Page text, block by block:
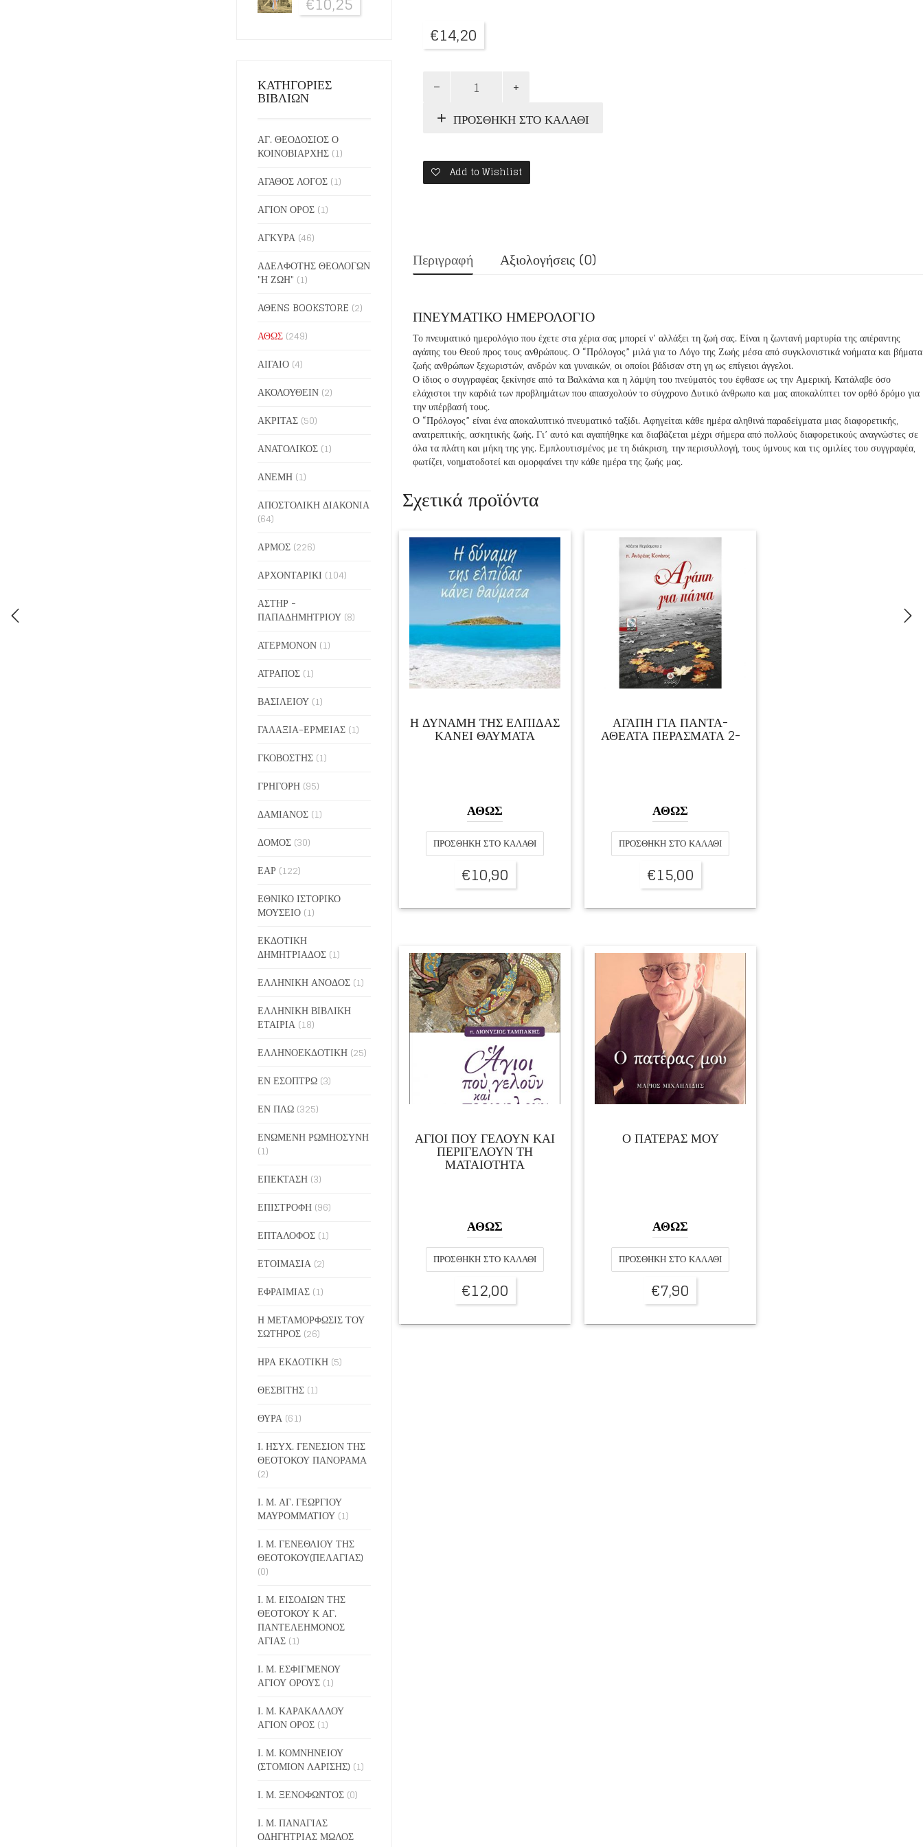
€14,20
ΠΡΟΛΟΓΟΣ
ΑΧΡΙΔΟΣ
ποσότητα
ΠΡΟΣΘΉΚΗ ΣΤΟ ΚΑΛΆΘΙ
Add to Wishlist
Περιγραφή Αξιολογήσεις (0)
ΠΝΕΥΜΑΤΙΚΟ ΗΜΕΡΟΛΟΓΙΟ
Το πνευματικό ημερολόγιο που έχετε στα χέρια σας μπορεί ν’ αλλάξει τη ζωή σας. Είναι η ζωντανή μαρτυρία της απέραντης
αγάπης του Θεού προς τους ανθρώπους. Ο “Πρόλογος” μιλά για το Λόγο της Ζωής μέσα από συγκλονιστικά νοήματα και βήματα
ζωής ανθρώπων ξεχωριστών, ανδρών και γυναικών, οι οποίοι βάδισαν στη γη ως επίγειοι άγγελοι.
Ο ίδιος ο συγγραφέας ξεκίνησε από τα Βαλκάνια και η λάμψη του πνεύματός του έφθασε ως την Αμερική. Κατάλαβε όσο
ελάχιστοι την καρδιά των προβλημάτων που απασχολούν το σύγχρονο Δυτικό άνθρωπο και μας αποκαλύπτει τον ορθό δρόμο για
την υπέρβασή τους.
Ο “Πρόλογος” είναι ένα αποκαλυπτικό πνευματικό ταξίδι. Αφηγείται κάθε ημέρα αληθινά παραδείγματα μιας διαφορετικής,
ανατρεπτικής, ασκητικής ζωής. Γι’ αυτό και αγαπήθηκε και διαβάζεται μέχρι σήμερα από πολλούς διαφορετικούς αναγνώστες σε
όλα τα πλάτη και μήκη της γης. Εμπλουτισμένος με τη διάκριση, την περισυλλογή, τους ύμνους και τις ομιλίες του συγγραφέα,
φωτίζει, νοηματοδοτεί και ομορφαίνει την κάθε ημέρα της ζωής μας.
Σχετικά προϊόντα
Η ΔΥΝΑΜΗ ΤΗΣ ΕΛΠΙΔΑΣ
ΚΑΝΕΙ ΘΑΥΜΑΤΑ
ΑΘΩΣ
ΠΡΟΣΘΉΚΗ ΣΤΟ ΚΑΛΆΘΙ
€10,90
ΑΓΑΠΗ ΓΙΑ ΠΑΝΤΑ-
ΑΘΕΑΤΑ ΠΕΡΑΣΜΑΤΑ 2-
ΑΘΩΣ
ΠΡΟΣΘΉΚΗ ΣΤΟ ΚΑΛΆΘΙ
€15,00
ΑΓΙΟΙ ΠΟΥ ΓΕΛΟΥΝ ΚΑΙ
ΠΕΡΙΓΕΛΟΥΝ ΤΗ
ΜΑΤΑΙΟΤΗΤΑ
ΑΘΩΣ
ΠΡΟΣΘΉΚΗ ΣΤΟ ΚΑΛΆΘΙ
€12,00
Ο ΠΑΤΕΡΑΣ ΜΟΥ
ΑΘΩΣ
ΠΡΟΣΘΉΚΗ ΣΤΟ ΚΑΛΆΘΙ
€7,90
ΚΑΤΗΓΟΡΙΕΣ
ΒΙΒΛΙΩΝ
ΑΓ. ΘΕΟΔΟΣΙΟΣ Ο
ΚΟΙΝΟΒΙΑΡΧΗΣ (1)
ΑΓΑΘΟΣ ΛΟΓΟΣ (1)
ΑΓΙΟΝ ΟΡΟΣ (1)
ΑΓΚΥΡΑ (46)
ΑΔΕΛΦΟΤΗΣ ΘΕΟΛΟΓΩΝ
"Η ΖΩΗ" (1)
ΑΘΕΝS BOOKSTORE (2)
ΑΘΩΣ (249)
ΑΙΓΑΙΟ (4)
ΑΚΟΛΟΥΘΕΙΝ (2)
ΑΚΡΙΤΑΣ (50)
ΑΝΑΤΟΛΙΚΟΣ (1)
ΑΝΕΜΗ (1)
ΑΠΟΣΤΟΛΙΚΗ ΔΙΑΚΟΝΙΑ
(64)
ΑΡΜΟΣ (226)
ΑΡΧΟΝΤΑΡΙΚΙ (104)
ΑΣΤΗΡ -
ΠΑΠΑΔΗΜΗΤΡΙΟΥ (8)
ΑΤΕΡΜΟΝΟΝ (1)
ΑΤΡΑΠΟΣ (1)
ΒΑΣΙΛΕΙΟΥ (1)
ΓΑΛΑΞΙΑ-ΕΡΜΕΙΑΣ (1)
ΓΚΟΒΟΣΤΗΣ (1)
ΓΡΗΓΟΡΗ (95)
ΔΑΜΙΑΝΟΣ (1)
ΔΟΜΟΣ (30)
ΕΑΡ (122)
ΕΘΝΙΚΟ ΙΣΤΟΡΙΚΟ
ΜΟΥΣΕΙΟ (1)
ΕΚΔΟΤΙΚΗ
ΔΗΜΗΤΡΙΑΔΟΣ (1)
ΕΛΛΗΝΙΚΗ ΑΝΟΔΟΣ (1)
ΕΛΛΗΝΙΚΗ ΒΙΒΛΙΚΗ
ΕΤΑΙΡΙΑ (18)
ΕΛΛΗΝΟΕΚΔΟΤΙΚΗ (25)
ΕΝ ΕΣΟΠΤΡΩ (3)
ΕΝ ΠΛΩ (325)
ΕΝΩΜΕΝΗ ΡΩΜΗΟΣΥΝΗ
(1)
ΕΠΕΚΤΑΣΗ (3)
ΕΠΙΣΤΡΟΦΗ (96)
ΕΠΤΑΛΟΦΟΣ (1)
ΕΤΟΙΜΑΣΙΑ (2)
ΕΦΡΑΙΜΙΑΣ (1)
Η ΜΕΤΑΜΟΡΦΩΣΙΣ ΤΟΥ
ΣΩΤΗΡΟΣ (26)
ΗΡΑ ΕΚΔΟΤΙΚΗ (5)
ΘΕΣΒΙΤΗΣ (1)
ΘΥΡΑ (61)
Ι. ΗΣΥΧ. ΓΕΝΕΣΙΟΝ ΤΗΣ
ΘΕΟΤΟΚΟΥ ΠΑΝΟΡΑΜΑ
(2)
Ι. Μ. ΑΓ. ΓΕΩΡΓΙΟΥ
ΜΑΥΡΟΜΜΑΤΙΟΥ (1)
Ι. Μ. ΓΕΝΕΘΛΙΟΥ ΤΗΣ
ΘΕΟΤΟΚΟΥ(ΠΕΛΑΓΙΑΣ)
(0)
Ι. Μ. ΕΙΣΟΔΙΩΝ ΤΗΣ
ΘΕΟΤΟΚΟΥ Κ ΑΓ.
ΠΑΝΤΕΛΕΗΜΟΝΟΣ
ΑΓΙΑΣ (1)
Ι. Μ. ΕΣΦΙΓΜΕΝΟΥ
ΑΓΙΟΥ ΟΡΟΥΣ (1)
Ι. Μ. ΚΑΡΑΚΑΛΛΟΥ
ΑΓΙΟΝ ΟΡΟΣ (1)
Ι. Μ. ΚΟΜΝΗΝΕΙΟΥ
(ΣΤΟΜΙΟΝ ΛΑΡΙΣΗΣ) (1)
Ι. Μ. ΞΕΝΟΦΩΝΤΟΣ (0)
Ι. Μ. ΠΑΝΑΓΙΑΣ
ΟΔΗΓΗΤΡΙΑΣ ΜΩΛΟΣ